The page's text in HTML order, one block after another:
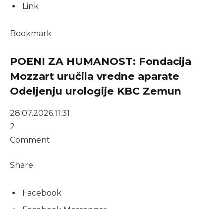
Link
Bookmark
POENI ZA HUMANOST: Fondacija
Mozzart uručila vredne aparate
Odeljenju urologije KBC Zemun
28.07.2026.11:31
2
Comment
Share
Facebook